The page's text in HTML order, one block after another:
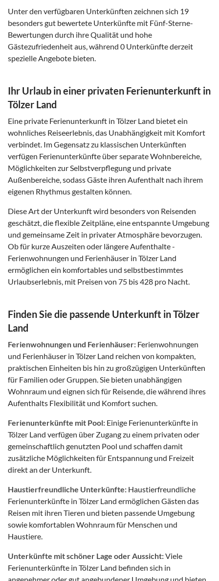
Unter den verfügbaren Unterkünften zeichnen sich 19
besonders gut bewertete Unterkünfte mit Fünf-Sterne-
Bewertungen durch ihre Qualität und hohe
Gästezufriedenheit aus, während 0 Unterkünfte derzeit
spezielle Angebote bieten.
Ihr Urlaub in einer privaten Ferienunterkunft in
Tölzer Land
Eine private Ferienunterkunft in Tölzer Land bietet ein
wohnliches Reiseerlebnis, das Unabhängigkeit mit Komfort
verbindet. Im Gegensatz zu klassischen Unterkünften
verfügen Ferienunterkünfte über separate Wohnbereiche,
Möglichkeiten zur Selbstverpflegung und private
Außenbereiche, sodass Gäste ihren Aufenthalt nach ihrem
eigenen Rhythmus gestalten können.
Diese Art der Unterkunft wird besonders von Reisenden
geschätzt, die flexible Zeitpläne, eine entspannte Umgebung
und gemeinsame Zeit in privater Atmosphäre bevorzugen.
Ob für kurze Auszeiten oder längere Aufenthalte -
Ferienwohnungen und Ferienhäuser in Tölzer Land
ermöglichen ein komfortables und selbstbestimmtes
Urlaubserlebnis, mit Preisen von 75 bis 428 pro Nacht.
Finden Sie die passende Unterkunft in Tölzer
Land
Ferienwohnungen und Ferienhäuser: Ferienwohnungen
und Ferienhäuser in Tölzer Land reichen von kompakten,
praktischen Einheiten bis hin zu großzügigen Unterkünften
für Familien oder Gruppen. Sie bieten unabhängigen
Wohnraum und eignen sich für Reisende, die während ihres
Aufenthalts Flexibilität und Komfort suchen.
Ferienunterkünfte mit Pool: Einige Ferienunterkünfte in
Tölzer Land verfügen über Zugang zu einem privaten oder
gemeinschaftlich genutzten Pool und schaffen damit
zusätzliche Möglichkeiten für Entspannung und Freizeit
direkt an der Unterkunft.
Haustierfreundliche Unterkünfte: Haustierfreundliche
Ferienunterkünfte in Tölzer Land ermöglichen Gästen das
Reisen mit ihren Tieren und bieten passende Umgebung
sowie komfortablen Wohnraum für Menschen und
Haustiere.
Unterkünfte mit schöner Lage oder Aussicht:Viele
Ferienunterkünfte in Tölzer Land befinden sich in